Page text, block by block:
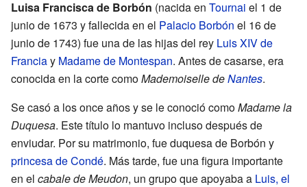
Luisa Francisca de Borbón (nacida en Tournai el 1 de
junio de 1673 y fallecida en el Palacio Borbón el 16 de
junio de 1743) fue una de las hijas del rey Luis XIV de
Franciay Madame de Montespan. Antes de casarse, era
conocida en la corte comoMademoiselle deNantes.
Se casó a los once años y se le conoció comoMadame la
Duquesa. Este título lo mantuvo incluso después de
enviudar. Por su matrimonio, fue duquesa de Borbón y
princesa de Condé. Más tarde, fue una figura importante
en el cabale de Meudon, un grupo que apoyaba a Luis, el